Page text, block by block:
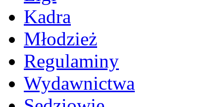
Kadra
Młodzież
Regulaminy
Wydawnictwa